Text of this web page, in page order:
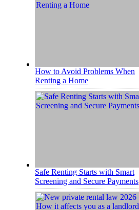
How to Avoid Problems When
Renting a Home
Safe Renting Starts with Smart
Screening and Secure Payments